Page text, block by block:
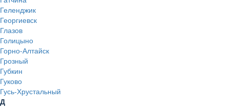
Геленджик
Георгиевск
Глазов
Голицыно
Горно-Алтайск
Грозный
Губкин
Гуково
Гусь-Хрустальный
Д